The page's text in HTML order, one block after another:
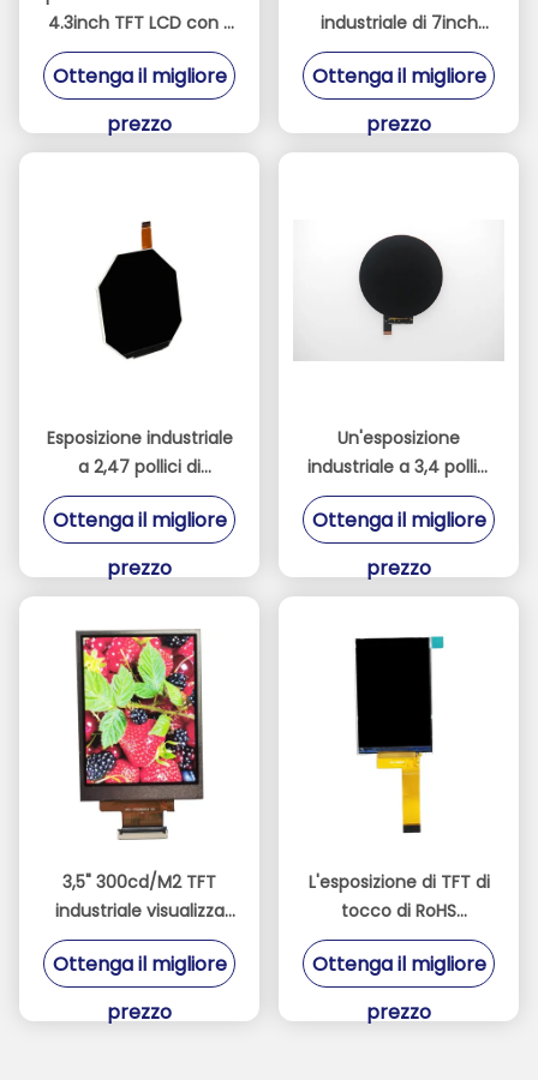
4.3inch TFT LCD con il
touch screen
capacitivo resistente
Ottenga il migliore
prezzo
industriale di 7inch
LVDS visualizza con il
touch screen
Ottenga il migliore
prezzo
Esposizione industriale
a 2,47 pollici di
480x480 TFT con il
driver di HX8379C
Ottenga il migliore
prezzo
Un'esposizione
industriale a 3,4 pollici
di 39 Pin TFT con i
punti 800x800
Ottenga il migliore
prezzo
3,5" 300cd/M2 TFT
industriale visualizza
l'interfaccia di RGB di
18 bit per il dispositivo
Ottenga il migliore
prezzo
L'esposizione di TFT di
tocco di RoHS
320x480, Mipi collega
l'esposizione
Ottenga il migliore
prezzo